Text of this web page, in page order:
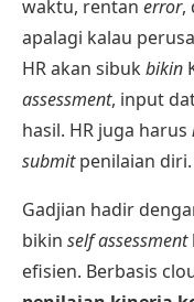
waktu, rentan error,
apalagi kalau
HR akan sibukbikin
assessment, input
hasil. HR juga harus
submitpenilaian diri.
Gadjian hadir
bikin self assessment
efisien. Berbasis